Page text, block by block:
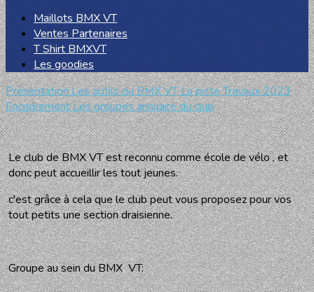
Maillots BMX VT
Ventes Partenaires
T Shirt BMXVT
Les goodies
PrésentationLes outils du BMX VTLa pisteTravaux 2023
EncadrementLes groupesannuaire du club
Le club de BMX VT est reconnu comme école de vélo , et
donc peut accueillir les tout jeunes.
c'est grâce à cela que le club peut vous proposez pour vos
tout petits une section draisienne.
Groupe au sein du BMX VT: